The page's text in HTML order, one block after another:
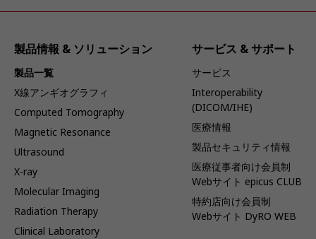
製品情報 & ソリューション
製品一覧
X線アンギオグラフィ
Computed Tomography
Magnetic Resonance
Ultrasound
X-ray
Molecular Imaging
Radiation Therapy
Clinical Laboratory
サービス & サポート
サービス
Interoperability
(DICOM/IHE)
医療情報
製品セキュリティ情報
医療従事者向け会員制
Webサイト epicus CLUB
特約店向け会員制
Webサイト DyRO WEB